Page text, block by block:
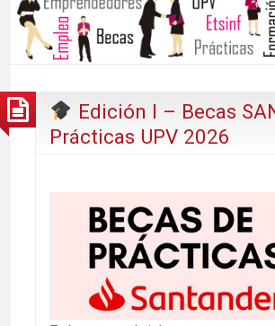
Edición I – Becas
Prácticas UPV 2026